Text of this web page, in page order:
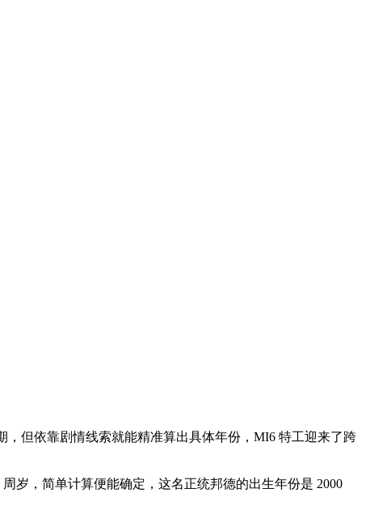
但依靠剧情线索就能精准算出具体年份，MI6 特工迎来了跨
岁，简单计算便能确定，这名正统邦德的出生年份是 2000